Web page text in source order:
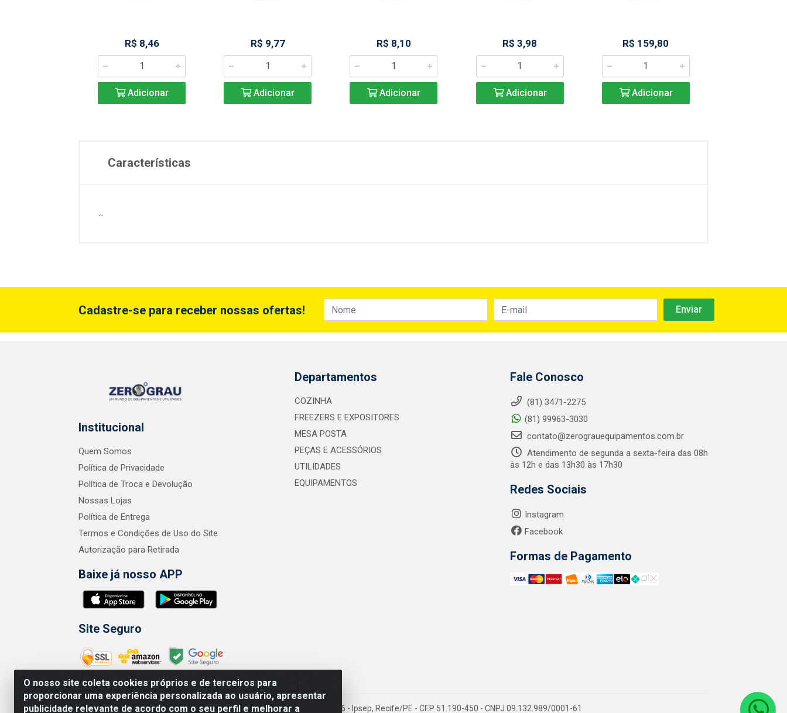
R$ 8,46
Adicionar
R$ 9,77
Adicionar
R$ 8,10
Adicionar
R$ 3,98
Adicionar
R$ 159,80
Adicionar
Características
...
O nosso site coleta cookies próprios e de terceiros para
proporcionar uma experiência personalizada ao usuário, apresentar
publicidade relevante de acordo com o seu perfil e melhorar a
Cadastre-se para receber nossas ofertas!
Institucional
Quem Somos
Política de Privacidade
Política de Troca e Devolução
Nossas Lojas
Política de Entrega
Termos e Condições de Uso do Site
Autorização para Retirada
Baixe já nosso APP
Site Seguro
Departamentos
COZINHA
FREEZERS E EXPOSITORES
MESA POSTA
PEÇAS E ACESSÓRIOS
UTILIDADES
EQUIPAMENTOS
Fale Conosco
(81) 3471-2275
(81) 99963-3030
contato@zerograuequipamentos.com.br
Atendimento de segunda a sexta-feira das 08h
às 12h e das 13h30 às 17h30
Redes Sociais
Instagram
Facebook
Formas de Pagamento
Zero Grau - Rua Jean Emile Favre, 746 - Ipsep, Recife/PE - CEP 51.190-450 - CNPJ 09.132.989/0001-61